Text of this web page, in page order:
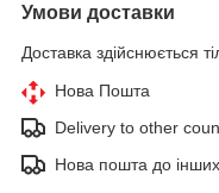
Умови доставки
Доставка здійснюється
Нова Пошта
Delivery to other
Нова пошта до інших